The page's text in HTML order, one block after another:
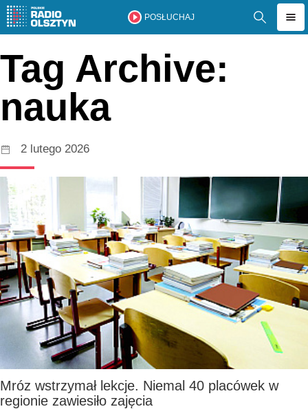
POSŁUCHAJ
Tag Archive:
nauka
2 lutego 2026
Mróz wstrzymał lekcje. Niemal 40 placówek w
regionie zawiesiło zajęcia